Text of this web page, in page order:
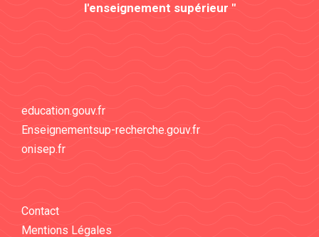
l'enseignement supérieur "
education.gouv.fr
Enseignementsup-recherche.gouv.fr
onisep.fr
Contact
Mentions Légales